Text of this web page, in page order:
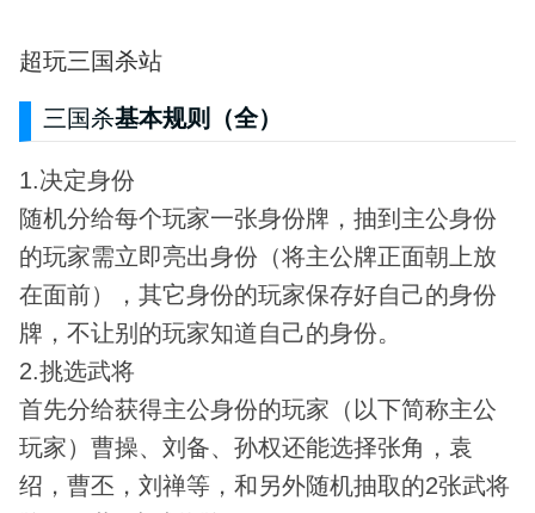
超玩三国杀站
三国杀基本规则（全）
1.决定身份
随机分给每个玩家一张身份牌，抽到主公身份
的玩家需立即亮出身份（将主公牌正面朝上放
在面前），其它身份的玩家保存好自己的身份
牌，不让别的玩家知道自己的身份。
2.挑选武将
首先分给获得主公身份的玩家（以下简称主公
玩家）曹操、刘备、孙权还能选择张角，袁
绍，曹丕，刘禅等，和另外随机抽取的2张武将